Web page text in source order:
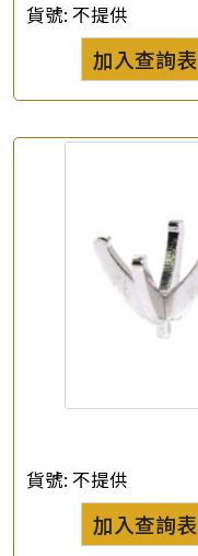
貨號: 不提供
加入查詢表
貨號: 不提供
加入查詢表